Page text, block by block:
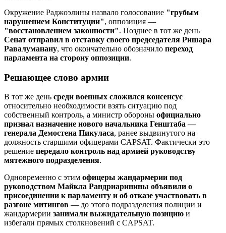
Окружение Раджоэлины назвало голосование "грубым
нарушением Конституции", оппозиция —
"восстановлением законности". Позднее в тот же день
Сенат отправил в отставку своего председателя Ришара
Равалуманану, что окончательно обозначило переход
парламента на сторону оппозиции.
Решающее слово армии
В тот же день среди военных сложился консенсус
относительно необходимости взять ситуацию под
собственный контроль, а министр обороны официально
признал назначение нового начальника Генштаба —
генерала Демостена Пикуласа, ранее выдвинутого на
должность старшими офицерами CAPSAT. Фактически это
решение передало контроль над армией руководству
мятежного подразделения.
Одновременно с этим офицеры жандармерии под
руководством Майкла Рандриаринины объявили о
присоединении к парламенту и об отказе участвовать в
разгоне митингов — до этого подразделения полиции и
жандармерии занимали выжидательную позицию и
избегали прямых столкновений с CAPSAT.